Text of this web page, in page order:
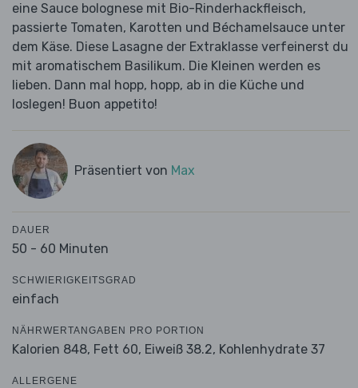
eine Sauce bolognese mit Bio-Rinderhackfleisch,
passierte Tomaten, Karotten und Béchamelsauce unter
dem Käse. Diese Lasagne der Extraklasse verfeinerst du
mit aromatischem Basilikum. Die Kleinen werden es
lieben. Dann mal hopp, hopp, ab in die Küche und
loslegen! Buon appetito!
Präsentiert von Max
DAUER
50 - 60 Minuten
SCHWIERIGKEITSGRAD
einfach
NÄHRWERTANGABEN PRO PORTION
Kalorien 848, Fett 60, Eiweiß 38.2, Kohlenhydrate 37
ALLERGENE